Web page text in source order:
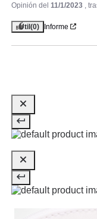
Opinión del 11/1/2023 ,
Útil (0) Informe